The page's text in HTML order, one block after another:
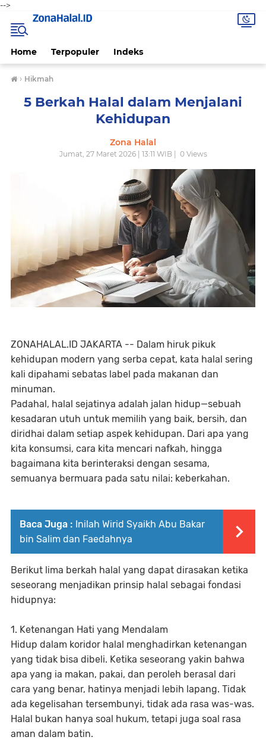
-->
Home Terpopuler Indeks
› Hikmah
5 Berkah Halal dalam Menjalani
Kehidupan
Zona Halal
Jumat, 27 Maret 2026 | 13:11 WIB | 0Views
ZONAHALAL.ID JAKARTA -- Dalam hiruk pikuk
kehidupan modern yang serba cepat, kata halal sering
kali dipahami sebatas label pada makanan dan
minuman.
Padahal, halal sejatinya adalah jalan hidup—sebuah
kesadaran utuh untuk memilih yang baik, bersih, dan
diridhai dalam setiap aspek kehidupan. Dari apa yang
kita konsumsi, cara kita mencari nafkah, hingga
bagaimana kita berinteraksi dengan sesama,
semuanya bermuara pada satu nilai: keberkahan.
Baca Juga : Inilah Wirid Syaikh Abu Bakar
bin Salim dan Faedahnya
Berikut lima berkah halal yang dapat dirasakan ketika
seseorang menjadikan prinsip halal sebagai fondasi
hidupnya:
1. Ketenangan Hati yang Mendalam
Hidup dalam koridor halal menghadirkan ketenangan
yang tidak bisa dibeli. Ketika seseorang yakin bahwa
apa yang ia makan, pakai, dan peroleh berasal dari
cara yang benar, hatinya menjadi lebih lapang. Tidak
ada kegelisahan tersembunyi, tidak ada rasa was-was.
Halal bukan hanya soal hukum, tetapi juga soal rasa
aman dalam batin.